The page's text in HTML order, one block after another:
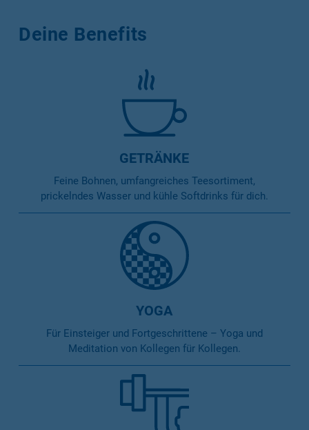
Deine Benefits
GETRÄNKE
Feine Bohnen, umfangreiches Teesortiment,
prickelndes Wasser und kühle Softdrinks für dich.
YOGA
Für Einsteiger und Fortgeschrittene – Yoga und
Meditation von Kollegen für Kollegen.